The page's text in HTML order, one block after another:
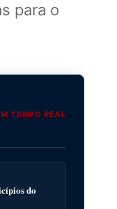
para o
TEMPO REAL
do